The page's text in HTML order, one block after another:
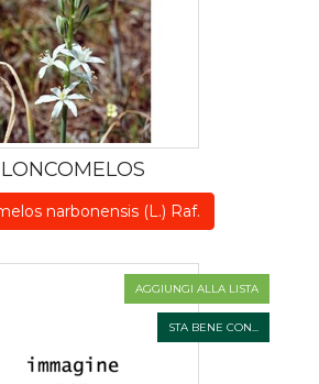
LONCOMELOS
narbonensis (L.) Raf.
AGGIUNGI ALLA LISTA
STA BENE CON...